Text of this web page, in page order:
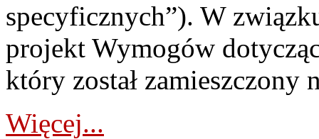
specyficznych”). W
projekt Wymogów
który został zamieszczony
Więcej...